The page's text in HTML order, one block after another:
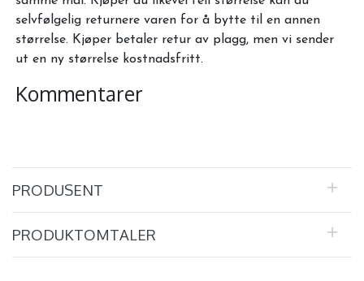
selvfølgelig returnere varen for å bytte til en annen
størrelse. Kjøper betaler retur av plagg, men vi sender
ut en ny størrelse kostnadsfritt.
Kommentarer
PRODUSENT
PRODUKTOMTALER